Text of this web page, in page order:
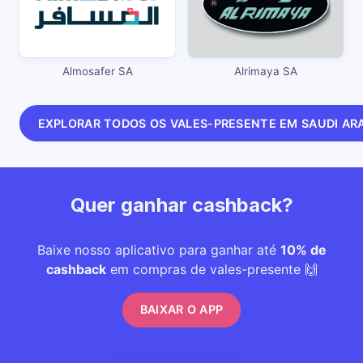
Almosafer SA Alrimaya SA
EXPLORAR TODOS OS VALES-PRESENTE EM SAUDI
Quer ganhar cashback?
Baixe nosso aplicativo para ganhar até 10% de
cashbackem compras de vales-presente 🙌
BAIXAR O APP